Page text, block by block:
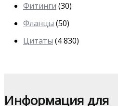
Фитинги (30)
Фланцы (50)
Цитаты (4 830)
Информация для